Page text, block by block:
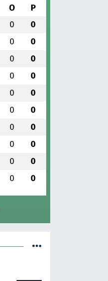
O P
0 0
0 0
0 0
0 0
0 0
0 0
0 0
0 0
0 0
0 0